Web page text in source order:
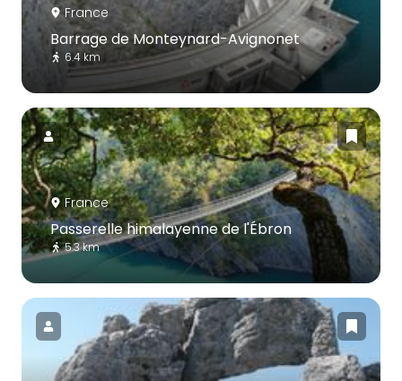
France
Barrage de Monteynard-Avignonet
6.4 km
France
Passerelle himalayenne de l'Ébron
5.3 km